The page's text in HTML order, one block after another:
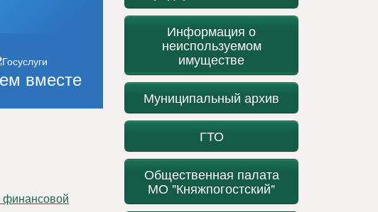
вместе
Информация о
неиспользуемом
имуществе
Муниципальный архив
ГТО
Общественная палата
МО "Княжпогостский"